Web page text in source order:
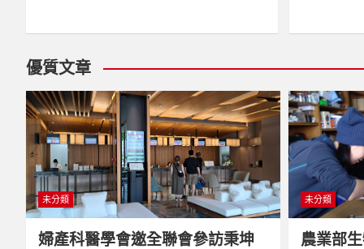
優質文章
未分類
婦產科醫學會邀全聯會參訪秉坤
未分類
農業部